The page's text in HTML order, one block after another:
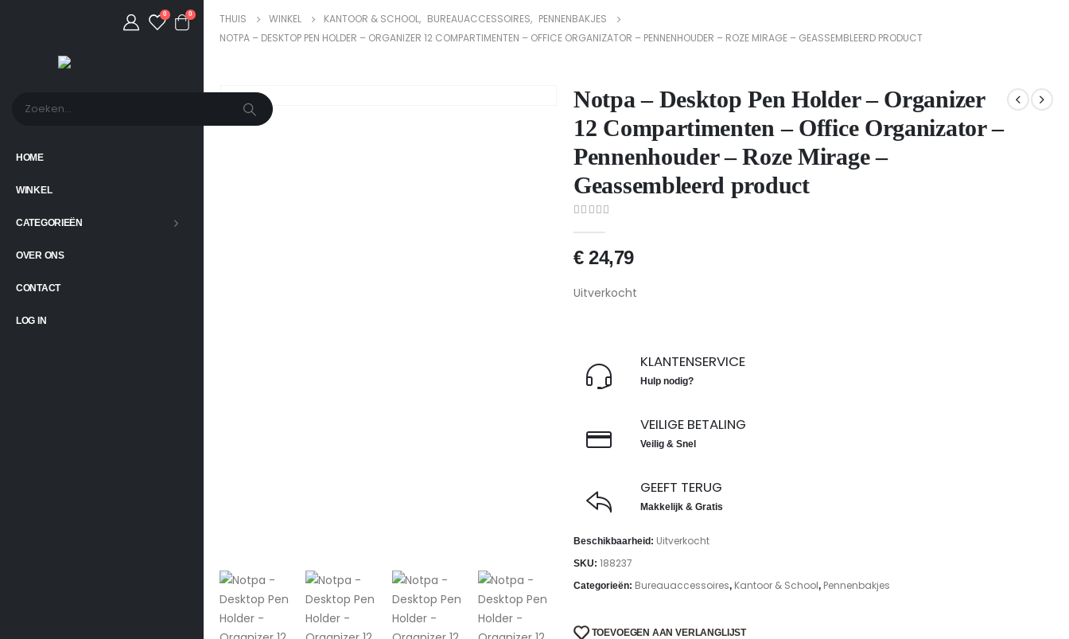
0 0
HOME
WINKEL
CATEGORIEËN
OVER ONS
CONTACT
LOG IN
THUIS WINKEL KANTOOR & SCHOOL, BUREAUACCESSOIRES, PENNENBAKJES
NOTPA – DESKTOP PEN HOLDER – ORGANIZER 12 COMPARTIMENTEN – OFFICE ORGANIZATOR – PENNENHOUDER – ROZE MIRAGE – GEASSEMBLEERD PRODUCT
Notpa – Desktop Pen Holder – Organizer
12 Compartimenten – Office Organizator –
Pennenhouder – Roze Mirage –
Geassembleerd product
€24,79
Uitverkocht
KLANTENSERVICE
Hulp nodig?
VEILIGE BETALING
Veilig & Snel
GEEFT TERUG
Makkelijk & Gratis
Beschikbaarheid: Uitverkocht
SKU: 188237
Categorieën: Bureauaccessoires, Kantoor & School, Pennenbakjes
TOEVOEGEN AAN VERLANGLIJST